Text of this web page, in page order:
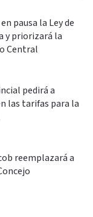
pausa la Ley de
y priorizará la
Central
pedirá a
las tarifas para la
reemplazará a